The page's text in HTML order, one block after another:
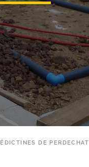
DE PERDECHAT